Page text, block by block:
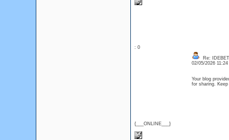
: 0
{___ONLINE___}
Re: IDEBET
02/05/2026
Your blog
for sharing.